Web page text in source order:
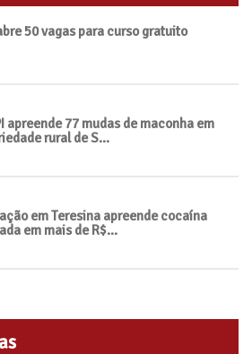
50 vagas para curso gratuito
apreende 77 mudas de maconha em
rural de S...
em Teresina apreende cocaína
em mais de R$...